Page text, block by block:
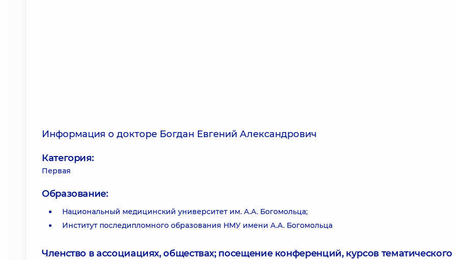
Информация о докторе Богдан Евгений Александрович
Категория:
Первая
Образование:
Национальный медицинский университет им. А.А. Богомольца;
Институт последипломного образования НМУ имени А.А. Богомольца
Членство в ассоциациях, обществах; посещение конференций, курсов тематического